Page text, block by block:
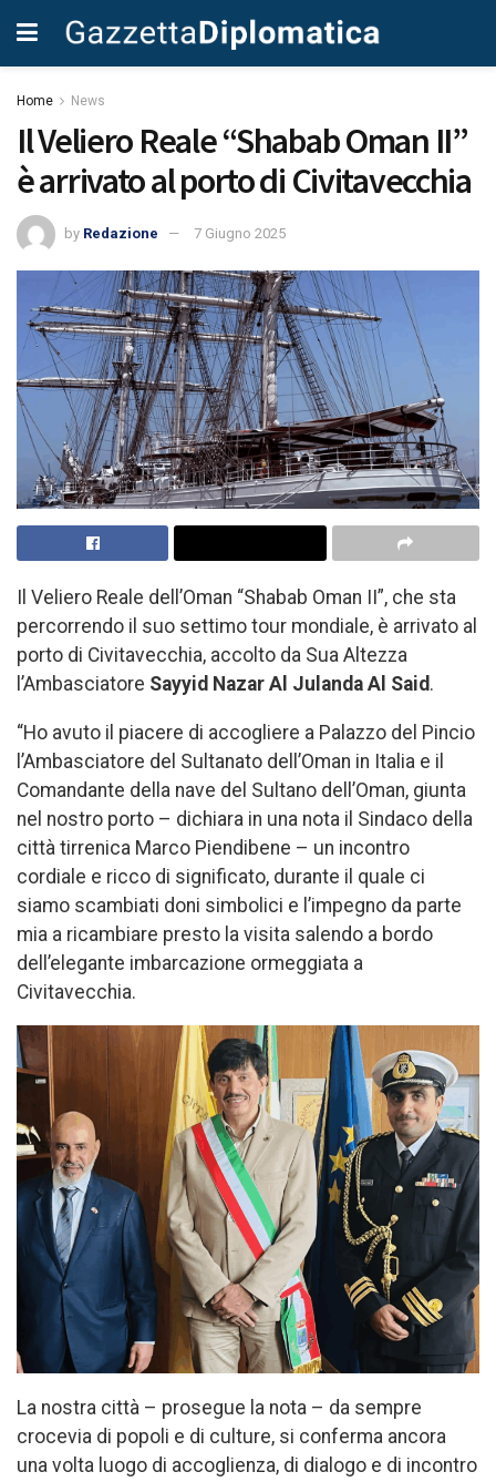
Home News
Il Veliero Reale “Shabab Oman II”
è arrivato al porto di Civitavecchia
by Redazione 7 Giugno 2025
Il Veliero Reale dell’Oman “Shabab Oman II”, che sta
percorrendo il suo settimo tour mondiale, è arrivato al
porto di Civitavecchia, accolto da Sua Altezza
l’Ambasciatore Sayyid Nazar Al Julanda Al Said.
“Ho avuto il piacere di accogliere a Palazzo del Pincio
l’Ambasciatore del Sultanato dell’Oman in Italia e il
Comandante della nave del Sultano dell’Oman, giunta
nel nostro porto – dichiara in una nota il Sindaco della
città tirrenica Marco Piendibene – un incontro
cordiale e ricco di significato, durante il quale ci
siamo scambiati doni simbolici e l’impegno da parte
mia a ricambiare presto la visita salendo a bordo
dell’elegante imbarcazione ormeggiata a
Civitavecchia.
La nostra città – prosegue la nota – da sempre
crocevia di popoli e di culture, si conferma ancora
una volta luogo di accoglienza, di dialogo e di incontro